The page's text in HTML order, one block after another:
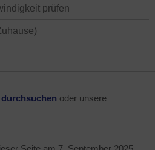
prüfen
durchsuchen oder unsere